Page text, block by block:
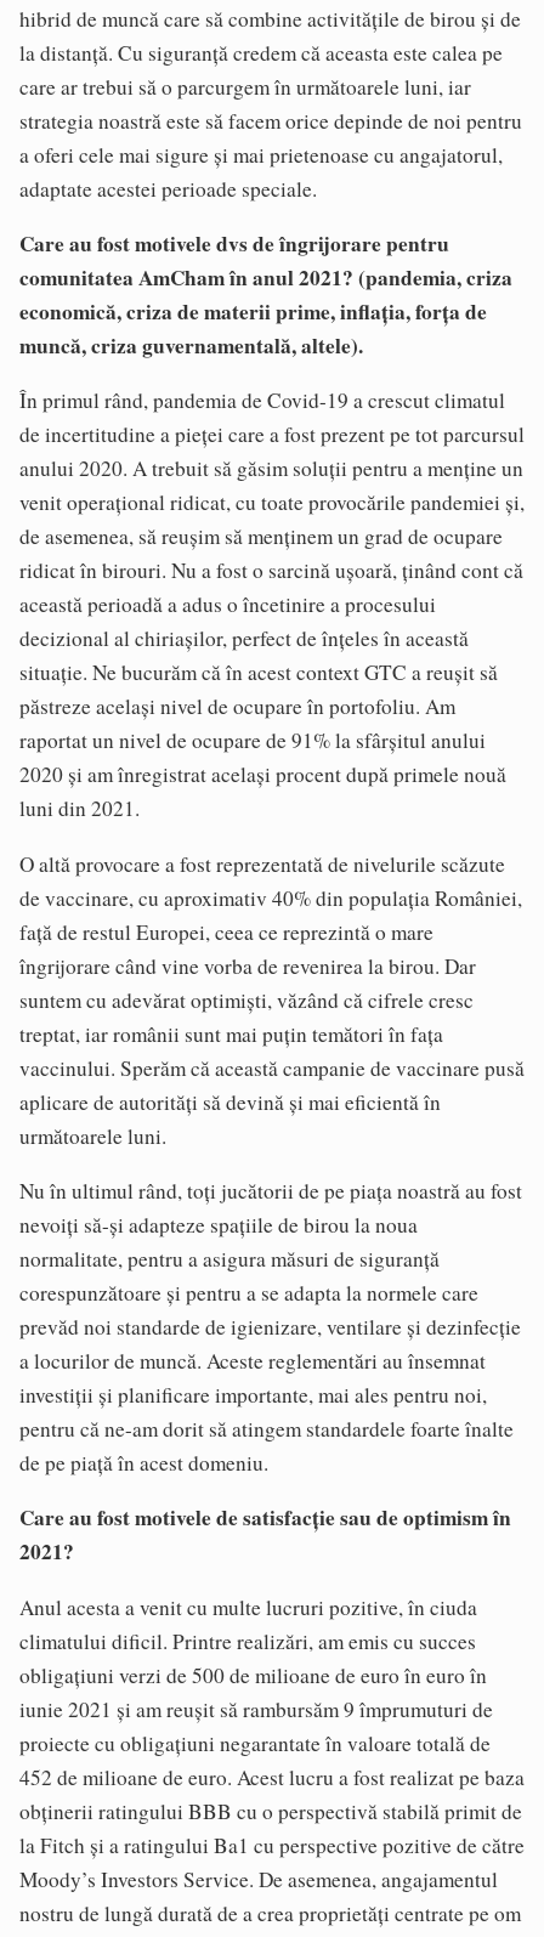
hibrid de muncă care să combine activitățile de birou și de
la distanță. Cu siguranță credem că aceasta este calea pe
care ar trebui să o parcurgem în următoarele luni, iar
strategia noastră este să facem orice depinde de noi pentru
a oferi cele mai sigure și mai prietenoase cu angajatorul,
adaptate acestei perioade speciale.
Care au fost motivele dvs de îngrijorare pentru
comunitatea AmCham în anul 2021? (pandemia, criza
economică, criza de materii prime, inflația, forța de
muncă, criza guvernamentală, altele).
În primul rând, pandemia de Covid-19 a crescut climatul
de incertitudine a pieței care a fost prezent pe tot parcursul
anului 2020. A trebuit să găsim soluții pentru a menține un
venit operațional ridicat, cu toate provocările pandemiei și,
de asemenea, să reușim să menținem un grad de ocupare
ridicat în birouri. Nu a fost o sarcină ușoară, ținând cont că
această perioadă a adus o încetinire a procesului
decizional al chiriașilor, perfect de înțeles în această
situație. Ne bucurăm că în acest context GTC a reușit să
păstreze același nivel de ocupare în portofoliu. Am
raportat un nivel de ocupare de 91% la sfârșitul anului
2020 și am înregistrat același procent după primele nouă
luni din 2021.
O altă provocare a fost reprezentată de nivelurile scăzute
de vaccinare, cu aproximativ 40% din populația României,
față de restul Europei, ceea ce reprezintă o mare
îngrijorare când vine vorba de revenirea la birou. Dar
suntem cu adevărat optimiști, văzând că cifrele cresc
treptat, iar românii sunt mai puțin temători în fața
vaccinului. Sperăm că această campanie de vaccinare pusă
aplicare de autorități să devină și mai eficientă în
următoarele luni.
Nu în ultimul rând, toți jucătorii de pe piața noastră au fost
nevoiți să-și adapteze spațiile de birou la noua
normalitate, pentru a asigura măsuri de siguranță
corespunzătoare și pentru a se adapta la normele care
prevăd noi standarde de igienizare, ventilare și dezinfecție
a locurilor de muncă. Aceste reglementări au însemnat
investiții și planificare importante, mai ales pentru noi,
pentru că ne-am dorit să atingem standardele foarte înalte
de pe piață în acest domeniu.
Care au fost motivele de satisfacție sau de optimism în
2021?
Anul acesta a venit cu multe lucruri pozitive, în ciuda
climatului dificil. Printre realizări, am emis cu succes
obligațiuni verzi de 500 de milioane de euro în euro în
iunie 2021 și am reușit să rambursăm 9 împrumuturi de
proiecte cu obligațiuni negarantate în valoare totală de
452 de milioane de euro. Acest lucru a fost realizat pe baza
obținerii ratingului BBB cu o perspectivă stabilă primit de
la Fitch și a ratingului Ba1 cu perspective pozitive de către
Moody’s Investors Service. De asemenea, angajamentul
nostru de lungă durată de a crea proprietăți centrate pe om